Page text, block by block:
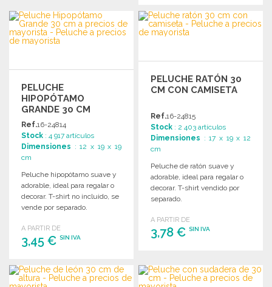
Solicitar un presupuesto
PEDIR
Solicitar un presupuesto
PELUCHE
HIPOPÓTAMO
GRANDE 30 CM
Ref.16-24814
Stock : 4 917 artículos
Dimensiones : 12 x 19 x 19
cm
Peluche hipopótamo suave y
adorable, ideal para regalar o
decorar. T-shirt no incluido, se
vende por separado.
A PARTIR DE
3,45 € SIN IVA
PEDIR
PELUCHE RATÓN 30
CM CON CAMISETA
Ref.16-24815
Stock : 2 403 artículos
Dimensiones : 17 x 19 x 12
cm
Peluche de ratón suave y
adorable, ideal para regalar o
decorar. T-shirt vendido por
separado.
A PARTIR DE
3,78 €SIN IVA
Solicitar un presupuesto